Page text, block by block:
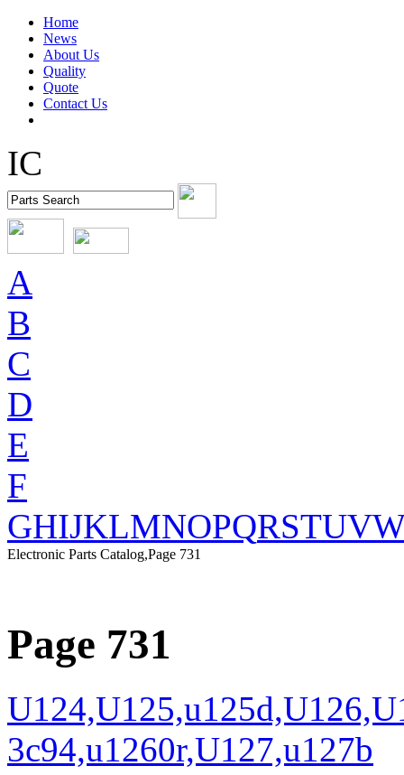
Home
News
About Us
Quality
Quote
Contact Us
IC
A
B
C
D
E
F
GHIJKLMNOPQRSTUV
Electronic Parts Catalog,Page 731
Page 731
3c94,u1260r,U127,u127b